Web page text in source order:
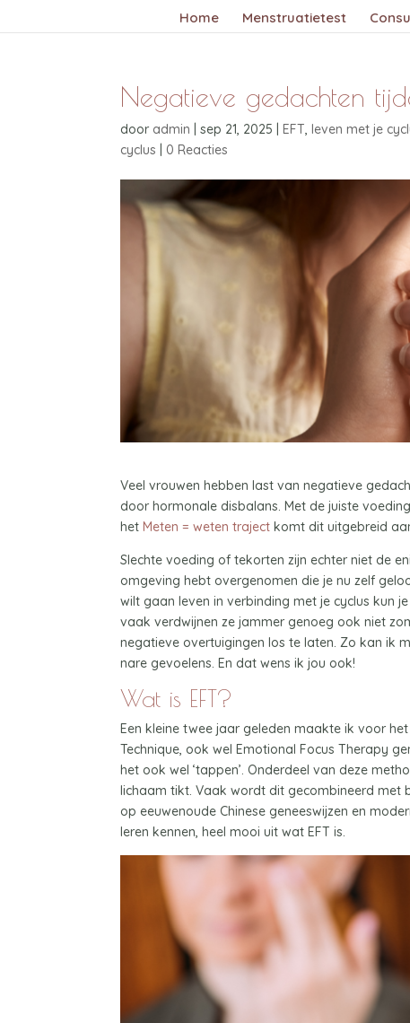
Home Menstruatietest
Negatieve gedachten
door admin |sep 21, 2025 |EFT,leven met je
cyclus
0 Reacties
Veel vrouwen hebben last van negatieve
door hormonale disbalans. Met de juiste
hetMeten = weten traject komt dit uitgebreid
Slechte voeding of tekorten zijn echter niet de
omgeving hebt overgenomen die je nu zelf
wilt gaan leven in verbinding met je cyclus kun
vaak verdwijnen ze jammer genoeg ook niet
negatieve overtuigingen los te laten. Zo kan ik
nare gevoelens. En dat wens ik jou ook!
Wat is EFT?
Een kleine twee jaar geleden maakte ik voor
Technique, ook wel Emotional Focus Therapy
het ook wel ‘tappen’. Onderdeel van deze
lichaam tikt. Vaak wordt dit gecombineerd met
op eeuwenoude Chinese geneeswijzen en
leren kennen, heel mooi uit wat EFT is.